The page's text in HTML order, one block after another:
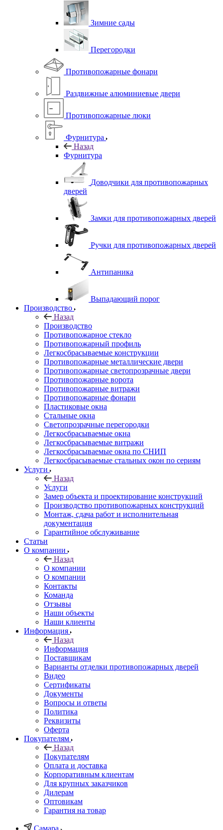
Зимние сады
Перегородки
Противопожарные фонари
Раздвижные алюминиевые двери
Противопожарные люки
Фурнитура
Назад
Фурнитура
Доводчики для противопожарных
дверей
Замки для противопожарных дверей
Ручки для противопожарных дверей
Антипаника
Выпадающий порог
Производство
Назад
Производство
Противопожарное стекло
Противопожарный профиль
Легкосбрасываемые конструкции
Противопожарные металлические двери
Противопожарные светопрозрачные двери
Противопожарные ворота
Противопожарные витражи
Противопожарные фонари
Пластиковые окна
Стальные окна
Светопрозрачные перегородки
Легкосбрасываемые окна
Легкосбрасываемые витражи
Легкосбрасываемые окна по СНИП
Легкосбрасываемые стальных окон по сериям
Услуги
Назад
Услуги
Замер объекта и проектирование конструкций
Производство противопожарных конструкций
Монтаж, сдача работ и исполнительная
документация
Гарантийное обслуживание
Статьи
О компании
Назад
О компании
О компании
Контакты
Команда
Отзывы
Наши объекты
Наши клиенты
Информация
Назад
Информация
Поставщикам
Варианты отделки противопожарных дверей
Видео
Сертификаты
Документы
Вопросы и ответы
Политика
Реквизиты
Оферта
Покупателям
Назад
Покупателям
Оплата и доставка
Корпоративным клиентам
Для крупных заказчиков
Дилерам
Оптовикам
Гарантия на товар
Самара